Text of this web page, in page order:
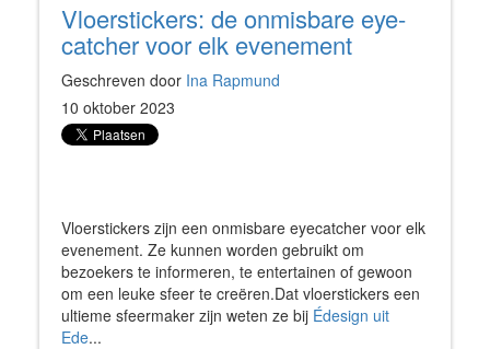
Vloerstickers: de onmisbare eye-
catcher voor elk evenement
Geschreven door Ina Rapmund
10 oktober 2023
Vloerstickers zijn een onmisbare eyecatcher voor elk
evenement. Ze kunnen worden gebruikt om
bezoekers te informeren, te entertainen of gewoon
om een leuke sfeer te creëren.Dat vloerstickers een
ultieme sfeermaker zijn weten ze bij Édesign uit
Ede...